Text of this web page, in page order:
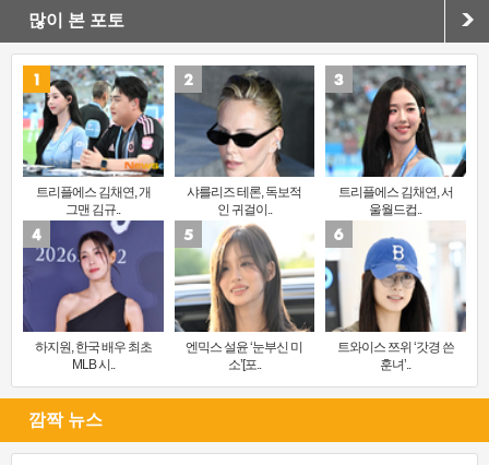
많이 본 포토
트리플에스 김채연, 개
그맨 김규..
샤를리즈 테론, 독보적
인 귀걸이..
트리플에스 김채연, 서
울월드컵..
하지원, 한국 배우 최초
MLB 시..
엔믹스 설윤 ‘눈부신 미
소’[포..
트와이스 쯔위 ‘갓경 쓴
훈녀’..
깜짝 뉴스